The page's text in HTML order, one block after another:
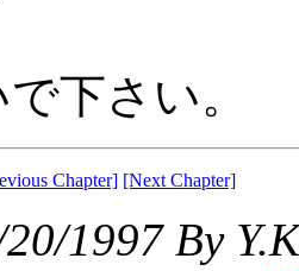
下さい。
Chapter] [Next Chapter]
1997 By